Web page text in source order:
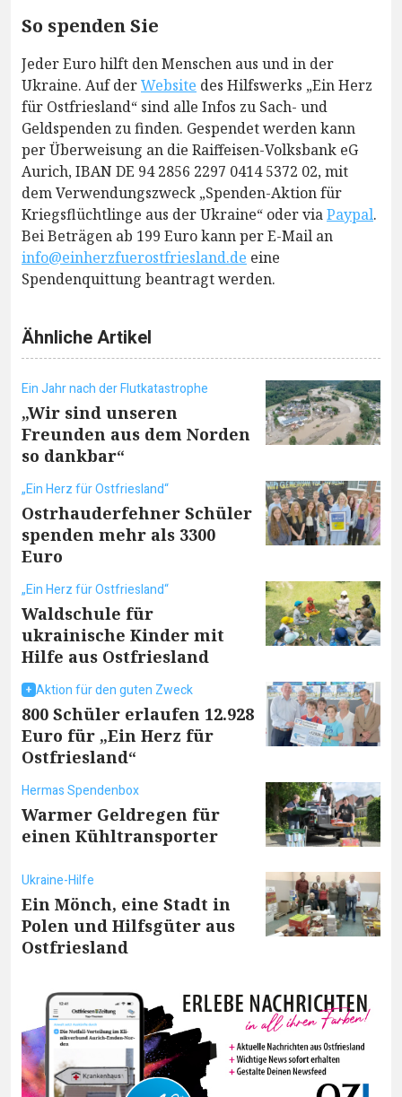
So spenden Sie
Jeder Euro hilft den Menschen aus und in der
Ukraine. Auf derWebsite des Hilfswerks „Ein Herz
für Ostfriesland“ sind alle Infos zu Sach- und
Geldspenden zu finden. Gespendet werden kann
per Überweisung an die Raiffeisen-Volksbank eG
Aurich, IBAN DE 94 2856 2297 0414 5372 02, mit
dem Verwendungszweck „Spenden-Aktion für
Kriegsflüchtlinge aus der Ukraine“ oder viaPaypal.
Bei Beträgen ab 199 Euro kann per E-Mail an
info@einherzfuerostfriesland.de eine
Spendenquittung beantragt werden.
Ähnliche Artikel
Ein Jahr nach der Flutkatastrophe
„Wir sind unseren
Freunden aus dem Norden
so dankbar“
„Ein Herz für Ostfriesland“
Ostrhauderfehner Schüler
spenden mehr als 3300
Euro
„Ein Herz für Ostfriesland“
Waldschule für
ukrainische Kinder mit
Hilfe aus Ostfriesland
Aktion für den guten Zweck
800 Schüler erlaufen 12.928
Euro für „Ein Herz für
Ostfriesland“
Hermas Spendenbox
Warmer Geldregen für
einen Kühltransporter
Ukraine-Hilfe
Ein Mönch, eine Stadt in
Polen und Hilfsgüter aus
Ostfriesland